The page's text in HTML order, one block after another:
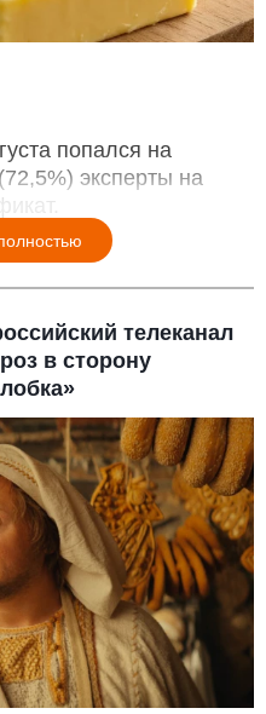
попался на
эксперты на
телеканал
в сторону